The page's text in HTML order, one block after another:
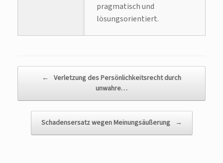
pragmatisch und
lösungsorientiert.
← Verletzung des Persönlichkeitsrecht durch
unwahre…
Schadensersatz wegen Meinungsäußerung →